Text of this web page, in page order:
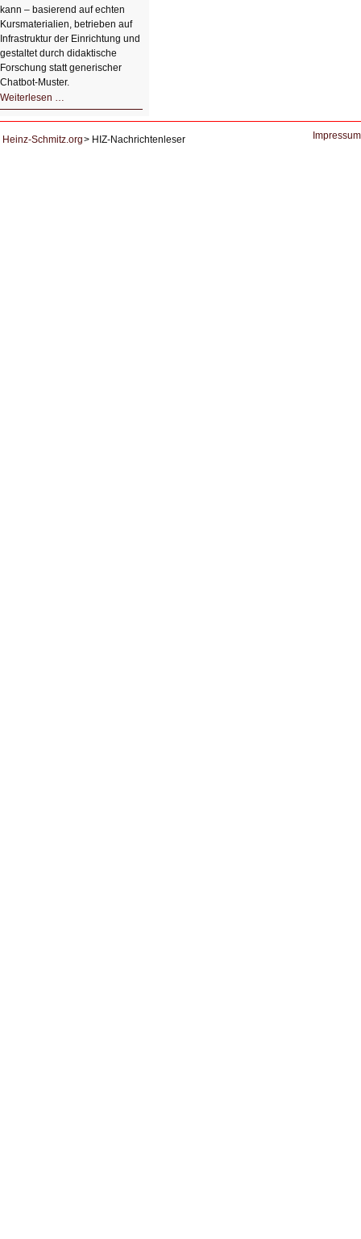
kann – basierend auf echten
Kursmaterialien, betrieben auf
Infrastruktur der Einrichtung und
gestaltet durch didaktische
Forschung statt generischer
Chatbot‑Muster.
Weiterlesen …
KI-
Lernunterstützung
von
Heinz-Schmitz.org HIZ-Nachrichtenleser Impressum